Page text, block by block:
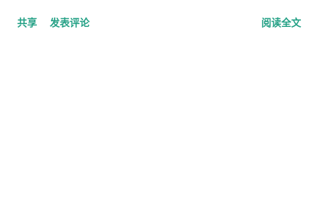
亲：我儿子是比尔盖茨的女婿。 董事长：那行。 这就是商业。
共享 发表评论 阅读全文